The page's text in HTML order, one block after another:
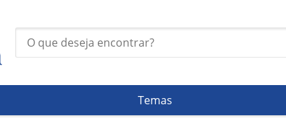
Temas
íntima